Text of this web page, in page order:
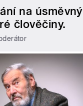
na úsměvný
člověčiny.